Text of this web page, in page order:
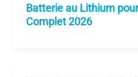
Batterie au Lithium
Complet 2026